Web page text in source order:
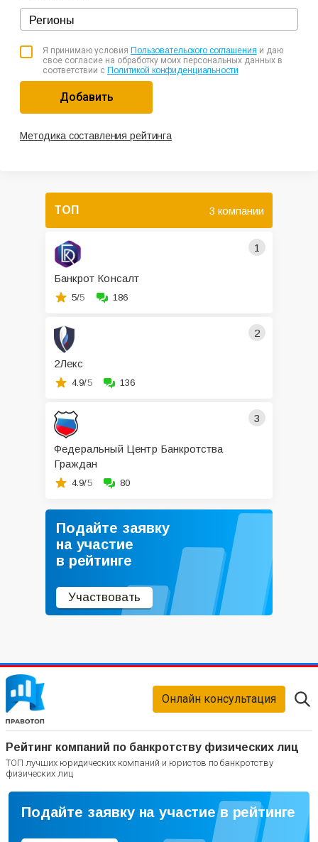
Я принимаю условия Пользовательского соглашения и даю
свое согласие на обработку моих персональных данных в
соответствии с Политикой конфиденциальности
Добавить
Методика составления рейтинга
ТОП 3 компании
1
Банкрот Консалт
5/5 186
2
2Лекс
4.9/5 136
3
Федеральный Центр Банкротства
Граждан
4.9/5 80
Подайте заявку
на участие
в рейтинге
Участвовать
Рейтинг компаний по банкротству физических лиц
ТОП лучших юридических компаний и юристов по банкротству
физических лиц
Онлайн консультация
Подайте заявку на участие в рейтинге